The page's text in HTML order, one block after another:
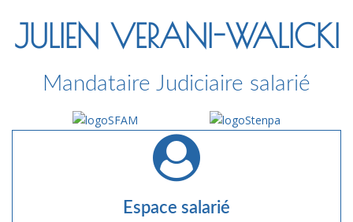
JULIEN VERANI-WALICKI
Mandataire Judiciaire salarié
Espace salarié